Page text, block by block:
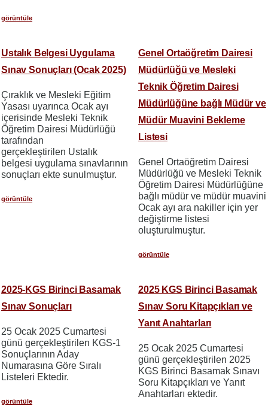
görüntüle
Ustalık Belgesi Uygulama
Sınav Sonuçları (Ocak 2025)
Çıraklık ve Mesleki Eğitim
Yasası uyarınca Ocak ayı
içerisinde Mesleki Teknik
Öğretim Dairesi Müdürlüğü
tarafından
gerçekleştirilen Ustalık
belgesi uygulama sınavlarının
sonuçları ekte sunulmuştur.
görüntüle
Genel Ortaöğretim Dairesi
Müdürlüğü ve Mesleki
Teknik Öğretim Dairesi
Müdürlüğüne bağlı Müdür ve
Müdür Muavini Bekleme
Listesi
Genel Ortaöğretim Dairesi
Müdürlüğü ve Mesleki Teknik
Öğretim Dairesi Müdürlüğüne
bağlı müdür ve müdür muavini
Ocak ayı ara nakiller için yer
değiştirme listesi
oluşturulmuştur.
görüntüle
2025-KGS Birinci Basamak
Sınav Sonuçları
25 Ocak 2025 Cumartesi
günü gerçekleştirilen KGS-1
Sonuçlarının Aday
Numarasına Göre Sıralı
Listeleri Ektedir.
görüntüle
2025 KGS Birinci Basamak
Sınav Soru Kitapçıkları ve
Yanıt Anahtarları
25 Ocak 2025 Cumartesi
günü gerçekleştirilen 2025
KGS Birinci Basamak Sınavı
Soru Kitapçıkları ve Yanıt
Anahtarları ektedir.